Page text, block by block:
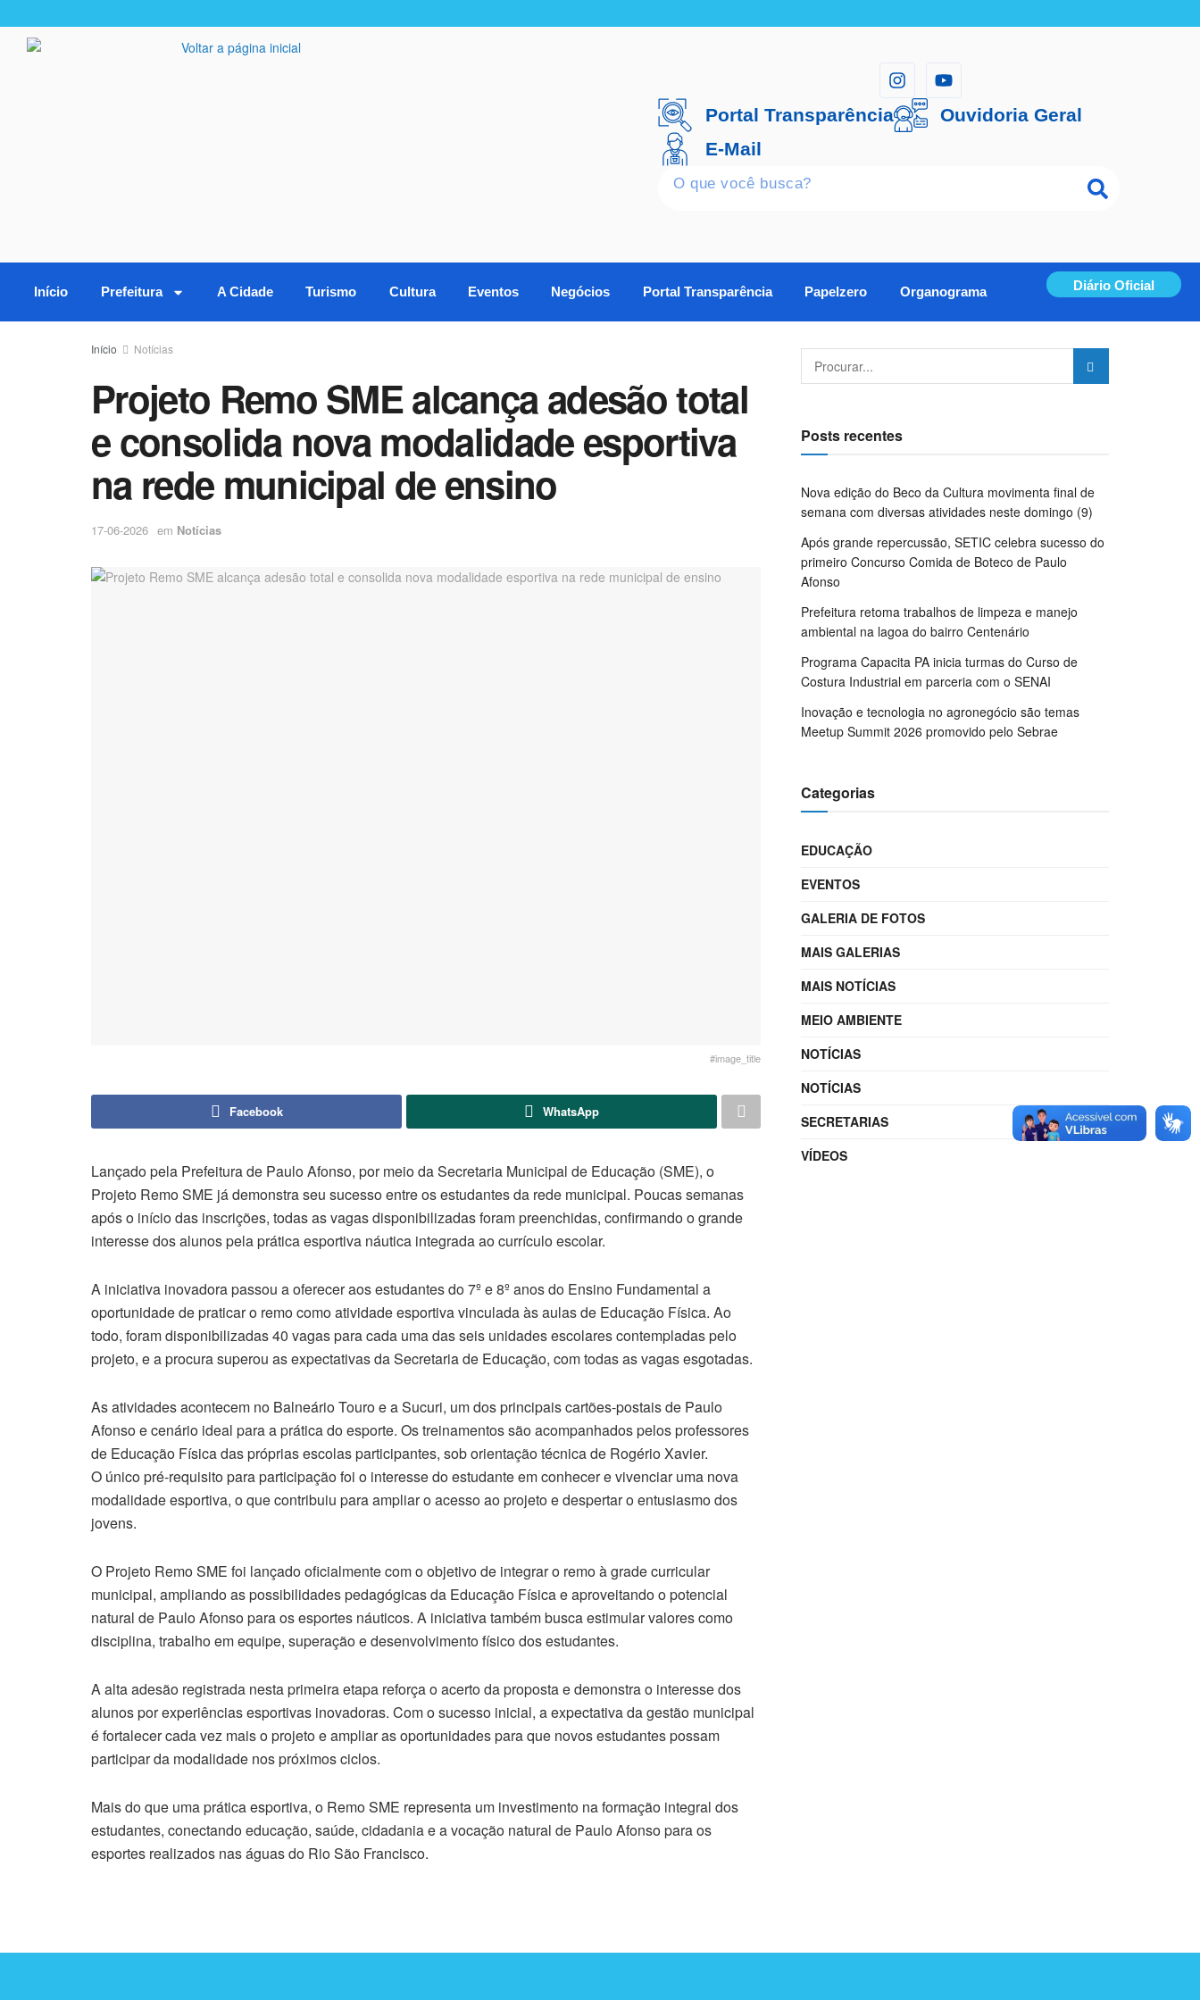
Portal Transparência
Ouvidoria Geral
E-Mail
Início Prefeitura A Cidade Turismo Cultura Eventos Negócios Portal Transparência Papelzero Organograma Diário Oficial
Início Notícias
Projeto Remo SME alcança adesão total
e consolida nova modalidade esportiva
na rede municipal de ensino
17-06-2026 em Notícias
#image_title
Facebook WhatsApp
Lançado pela Prefeitura de Paulo Afonso, por meio da Secretaria Municipal de Educação (SME), o
Projeto Remo SME já demonstra seu sucesso entre os estudantes da rede municipal. Poucas semanas
após o início das inscrições, todas as vagas disponibilizadas foram preenchidas, confirmando o grande
interesse dos alunos pela prática esportiva náutica integrada ao currículo escolar.
A iniciativa inovadora passou a oferecer aos estudantes do 7º e 8º anos do Ensino Fundamental a
oportunidade de praticar o remo como atividade esportiva vinculada às aulas de Educação Física. Ao
todo, foram disponibilizadas 40 vagas para cada uma das seis unidades escolares contempladas pelo
projeto, e a procura superou as expectativas da Secretaria de Educação, com todas as vagas esgotadas.
As atividades acontecem no Balneário Touro e a Sucuri, um dos principais cartões-postais de Paulo
Afonso e cenário ideal para a prática do esporte. Os treinamentos são acompanhados pelos professores
de Educação Física das próprias escolas participantes, sob orientação técnica de Rogério Xavier.
O único pré-requisito para participação foi o interesse do estudante em conhecer e vivenciar uma nova
modalidade esportiva, o que contribuiu para ampliar o acesso ao projeto e despertar o entusiasmo dos
jovens.
O Projeto Remo SME foi lançado oficialmente com o objetivo de integrar o remo à grade curricular
municipal, ampliando as possibilidades pedagógicas da Educação Física e aproveitando o potencial
natural de Paulo Afonso para os esportes náuticos. A iniciativa também busca estimular valores como
disciplina, trabalho em equipe, superação e desenvolvimento físico dos estudantes.
A alta adesão registrada nesta primeira etapa reforça o acerto da proposta e demonstra o interesse dos
alunos por experiências esportivas inovadoras. Com o sucesso inicial, a expectativa da gestão municipal
é fortalecer cada vez mais o projeto e ampliar as oportunidades para que novos estudantes possam
participar da modalidade nos próximos ciclos.
Mais do que uma prática esportiva, o Remo SME representa um investimento na formação integral dos
estudantes, conectando educação, saúde, cidadania e a vocação natural de Paulo Afonso para os
esportes realizados nas águas do Rio São Francisco.
Posts recentes
Nova edição do Beco da Cultura movimenta final de
semana com diversas atividades neste domingo (9)
Após grande repercussão, SETIC celebra sucesso do
primeiro Concurso Comida de Boteco de Paulo
Afonso
Prefeitura retoma trabalhos de limpeza e manejo
ambiental na lagoa do bairro Centenário
Programa Capacita PA inicia turmas do Curso de
Costura Industrial em parceria com o SENAI
Inovação e tecnologia no agronegócio são temas
Meetup Summit 2026 promovido pelo Sebrae
Categorias
EDUCAÇÃO
EVENTOS
GALERIA DE FOTOS
MAIS GALERIAS
MAIS NOTÍCIAS
MEIO AMBIENTE
NOTÍCIAS
NOTÍCIAS
SECRETARIAS
VÍDEOS